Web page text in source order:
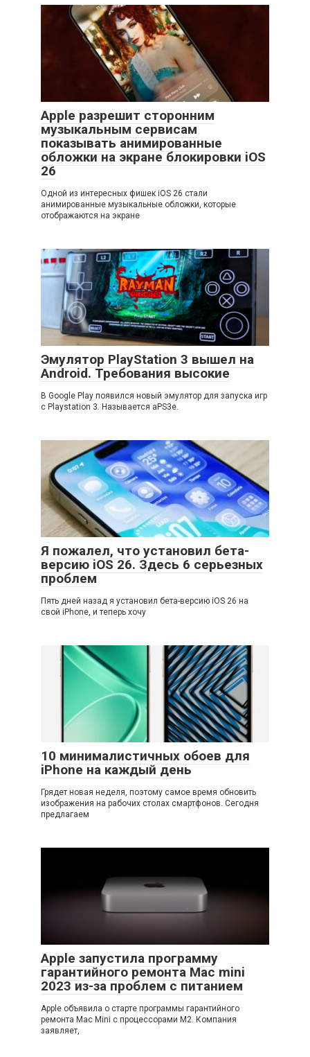
Apple разрешит сторонним
музыкальным сервисам
показывать анимированные
обложки на экране блокировки iOS
26
Одной из интересных фишек iOS 26 стали
анимированные музыкальные обложки, которые
отображаются на экране
Эмулятор PlayStation 3 вышел на
Android. Требования высокие
В Google Play появился новый эмулятор для запуска игр
с Playstation 3. Называется aPS3e.
Я пожалел, что установил бета-
версию iOS 26. Здесь 6 серьезных
проблем
Пять дней назад я установил бета-версию iOS 26 на
свой iPhone, и теперь хочу
10 минималистичных обоев для
iPhone на каждый день
Грядет новая неделя, поэтому самое время обновить
изображения на рабочих столах смартфонов. Сегодня
предлагаем
Apple запустила программу
гарантийного ремонта Mac mini
2023 из-за проблем с питанием
Apple объявила о старте программы гарантийного
ремонта Mac Mini с процессорами M2. Компания
заявляет,